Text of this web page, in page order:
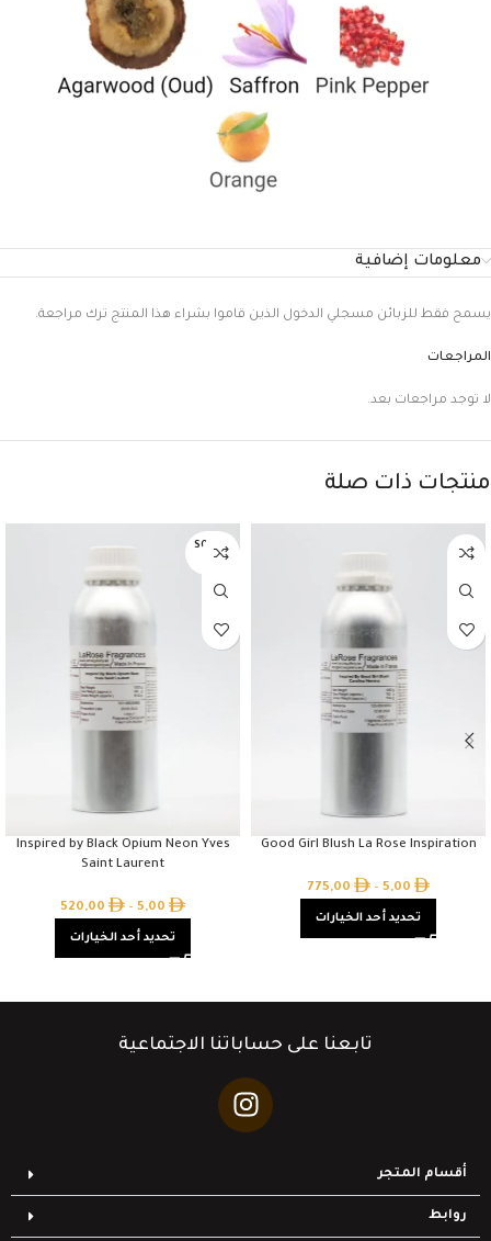
معلومات إضافية
المراجعات
لا توجد مراجعات بعد.
يسمح فقط للزبائن مسجلي الدخول الذين قاموا بشراء هذا المنتج ترك مراجعة.
منتجات ذات صلة
Good Girl Blush La Rose Inspiration
5,00
–
775,00
تحديد أحد الخيارات
SOLD O
UT
Inspired by Black Opium Neon Yves
Saint Laurent
5,00
–
520,00
تحديد أحد الخيارات
تابعنا على حساباتنا الاجتماعية
أقسام المتجر
روابط